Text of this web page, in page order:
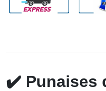
✔️ Punaises